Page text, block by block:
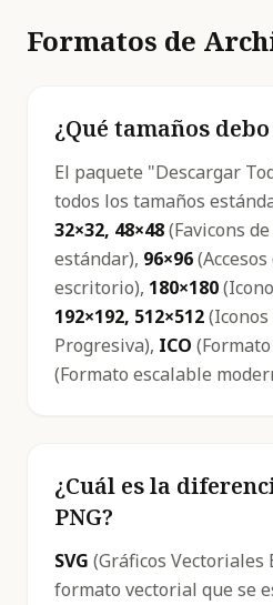
Formatos de
¿Qué tamaños
El paquete "Descargar
todos los tamaños
32×32, 48×48(Favicons
estándar), 96×96
escritorio), 180×180
192×192, 512×512
Progresiva), ICO
(Formato escalable
¿Cuál es la
PNG?
SVG (Gráficos Vectoriales
formato vectorial que se